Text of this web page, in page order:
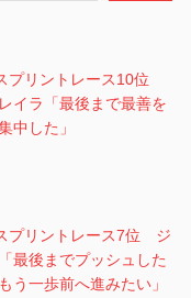
プリントレース10位
イラ「最後まで最善を
中した」
プリントレース7位 ジ
最後までプッシュした
う一歩前へ進みたい」